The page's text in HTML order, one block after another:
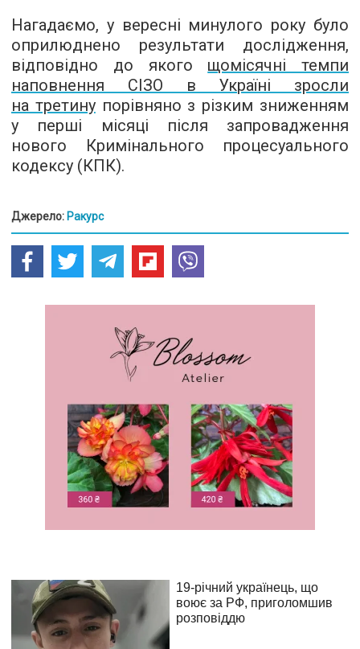
Нагадаємо, у вересні минулого року було
оприлюднено результати дослідження,
відповідно до якого щомісячні темпи
наповнення СІЗО в Україні зросли
на третинупорівняно з різким зниженням
у перші місяці після запровадження
нового Кримінального процесуального
кодексу (КПК).
Джерело: Ракурс